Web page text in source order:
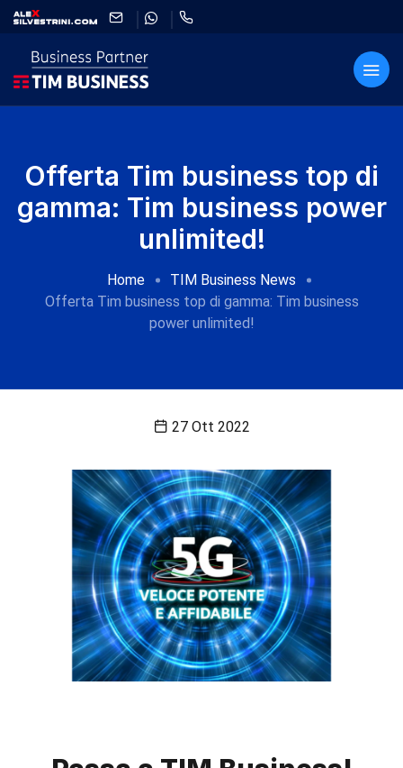
Offerta Tim business top di
gamma: Tim business power
unlimited!
Home
TIM Business News
Offerta Tim business top di gamma: Tim business
power unlimited!
27 Ott 2022